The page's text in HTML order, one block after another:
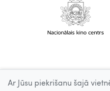
Ar Jūsu piekrišanu šajā